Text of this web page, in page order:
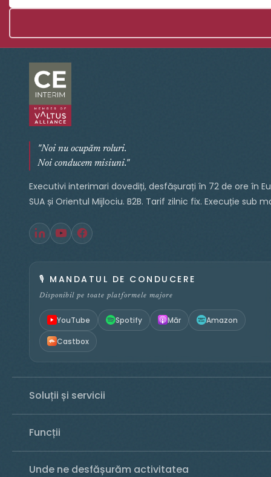
"Noi nu ocupăm roluri.
Noi conducem misiuni."
Executivi interimari dovediți, desfășurați în 72 de ore în
SUA și Orientul Mijlociu. B2B. Tarif zilnic fix. Execuție sub
🎙️ MANDATUL DE CONDUCERE
Disponibil pe toate platformele majore
YouTube Spotify Măr Amazon
Castbox
Soluții și servicii
Funcții
Unde ne desfășurăm activitatea